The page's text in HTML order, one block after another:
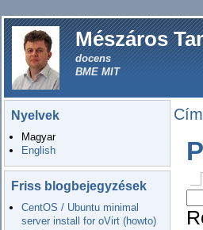
Mészáros
docens
BME MIT
Nyelvek
Magyar
English
Friss blogbejegyzések
CentOS / Ubuntu minimal
server install for oVirt (howto)